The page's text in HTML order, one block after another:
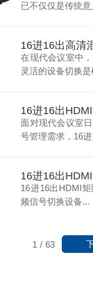
已不仅仅是传统意
在现代会议室中
灵活的设备切换是
面对现代会议室
号管理需求，16进
16进16出HDMI
频信号切换设备...
1 / 63